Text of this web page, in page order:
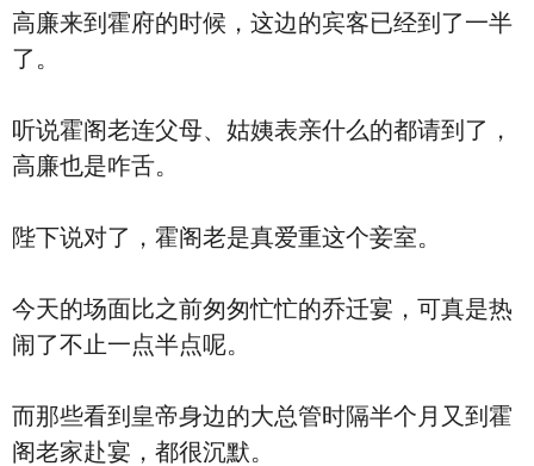
高廉来到霍府的时候，这边的宾客已经到了一半
了。
听说霍阁老连父母、姑姨表亲什么的都请到了，
高廉也是咋舌。
陛下说对了，霍阁老是真爱重这个妾室。
今天的场面比之前匆匆忙忙的乔迁宴，可真是热
闹了不止一点半点呢。
而那些看到皇帝身边的大总管时隔半个月又到霍
阁老家赴宴，都很沉默。